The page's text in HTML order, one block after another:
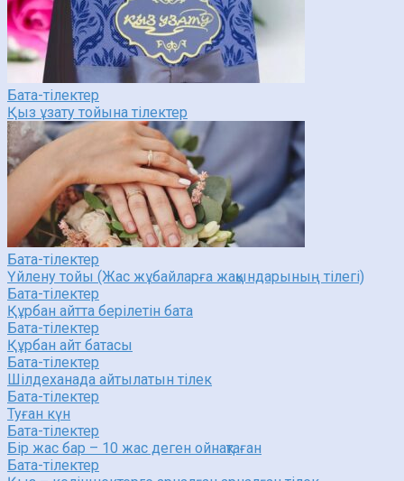
Бата-тілектер
Қыз ұзату тойына тілектер
Бата-тілектер
Үйлену тойы (Жас жұбайларға жақындарының тілегі)
Бата-тілектер
Құрбан айтта берілетін бата
Бата-тілектер
Құрбан айт батасы
Бата-тілектер
Шілдеханада айтылатын тілек
Бата-тілектер
Туған күн
Бата-тілектер
Бір жас бар – 10 жас деген ойнақтаған
Бата-тілектер